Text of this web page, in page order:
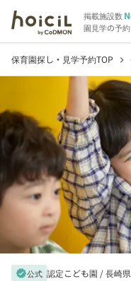
掲載施設数
園見学の予
保育園探し・見学予約TOP chevron_right
verified公式 認定こども園 /長崎